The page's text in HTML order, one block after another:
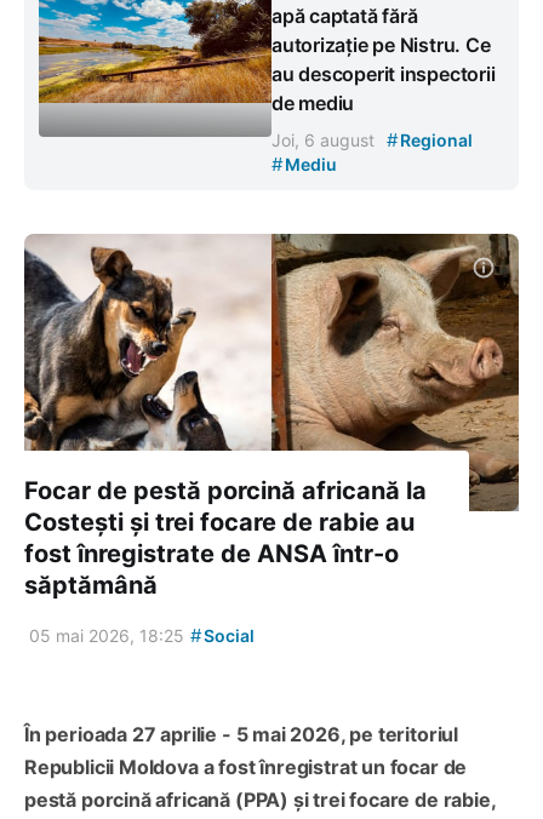
apă captată fără
autorizație pe Nistru. Ce
au descoperit inspectorii
de mediu
Joi, 6 august #Regional
#Mediu
Focar de pestă porcină africană la
Costești și trei focare de rabie au
fost înregistrate de ANSA într-o
săptămână
05 mai 2026, 18:25 #Social
În perioada 27 aprilie - 5 mai 2026, pe teritoriul
Republicii Moldova a fost înregistrat un focar de
pestă porcină africană (PPA) și trei focare de rabie,